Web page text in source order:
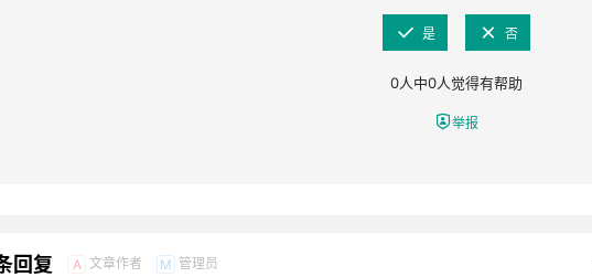
是 否
0人中0人觉得有帮助
举报
回复 A 文章作者 M 管理员